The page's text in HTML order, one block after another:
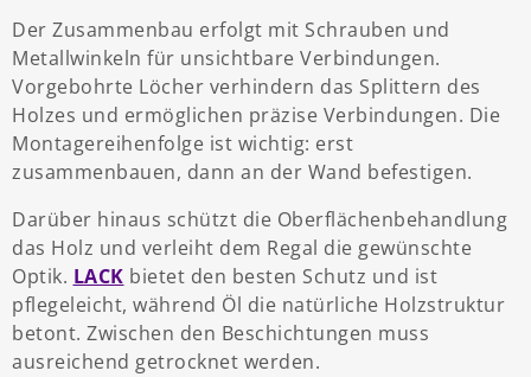
Der Zusammenbau erfolgt mit Schrauben und
Metallwinkeln für unsichtbare Verbindungen.
Vorgebohrte Löcher verhindern das Splittern des
Holzes und ermöglichen präzise Verbindungen. Die
Montagereihenfolge ist wichtig: erst
zusammenbauen, dann an der Wand befestigen.
Darüber hinaus schützt die Oberflächenbehandlung
das Holz und verleiht dem Regal die gewünschte
Optik. LACK bietet den besten Schutz und ist
pflegeleicht, während Öl die natürliche Holzstruktur
betont. Zwischen den Beschichtungen muss
ausreichend getrocknet werden.